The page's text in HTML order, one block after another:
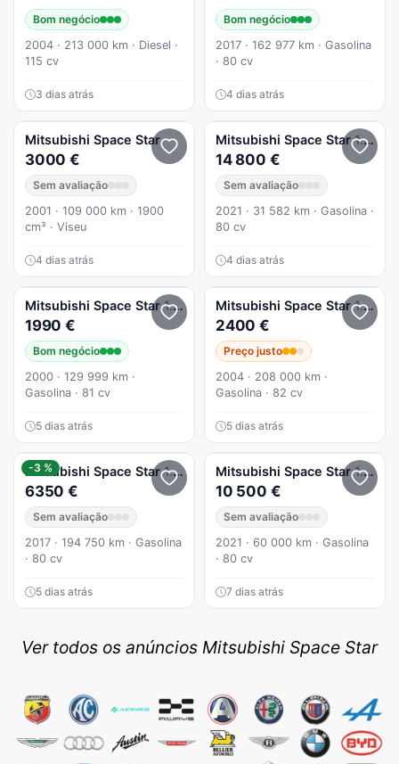
Bom negócio
2004 · 213 000 km · Diesel ·
115 cv
3 dias atrás
Bom negócio
2017 · 162 977 km · Gasolina
· 80 cv
4 dias atrás
Mitsubishi Space Star
3000 €
Sem avaliação
2001 · 109 000 km · 1900
cm³ · Viseu
4 dias atrás
Mitsubishi Space Star 1.2 Intense CVT
14 800 €
Sem avaliação
2021 · 31 582 km · Gasolina ·
80 cv
4 dias atrás
Mitsubishi Space Star 1.3 Gasolina Mecanica Impecável
1990 €
Bom negócio
2000 · 129 999 km ·
Gasolina · 81 cv
5 dias atrás
Mitsubishi Space Star 1.3 Comfort P3
2400 €
Preço justo
2004 · 208 000 km ·
Gasolina · 82 cv
5 dias atrás
-3 %
Mitsubishi Space Star 1.2 Intense
6350 €
Sem avaliação
2017 · 194 750 km · Gasolina
· 80 cv
5 dias atrás
Mitsubishi Space Star 1.2 Clear Tec Edition+
10 500 €
Sem avaliação
2021 · 60 000 km · Gasolina
· 80 cv
7 dias atrás
Ver todos os anúncios Mitsubishi Space Star